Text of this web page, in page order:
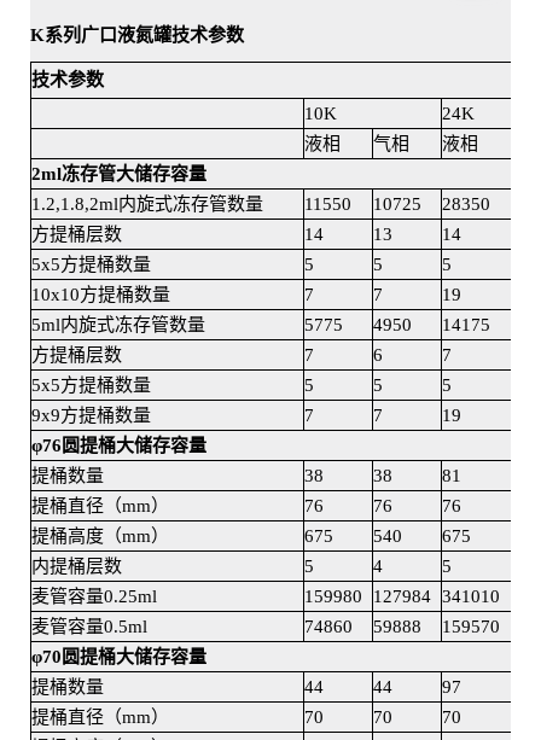
K系列广口液氮罐技术参数
技术参数
10K
24K
液相
气相 液相
2ml冻存管大储存容量
1.2,1.8,2ml内旋式冻存管数量
11550 10725 28350
方提桶层数
14 13 14
5x5方提桶数量
5 5 5
10x10方提桶数量
7 7 19
5ml内旋式冻存管数量
5775 4950 14175
方提桶层数
7 6 7
5x5方提桶数量
5 5 5
9x9方提桶数量
7 7 19
φ76圆提桶大储存容量
提桶数量
38 38 81
提桶直径（mm）
76 76 76
提桶高度（mm）
675 540 675
内提桶层数
5 4 5
麦管容量0.25ml
159980 127984 341010
麦管容量0.5ml
74860 59888 159570
φ70圆提桶大储存容量
提桶数量
44 44 97
提桶直径（mm）
70 70 70